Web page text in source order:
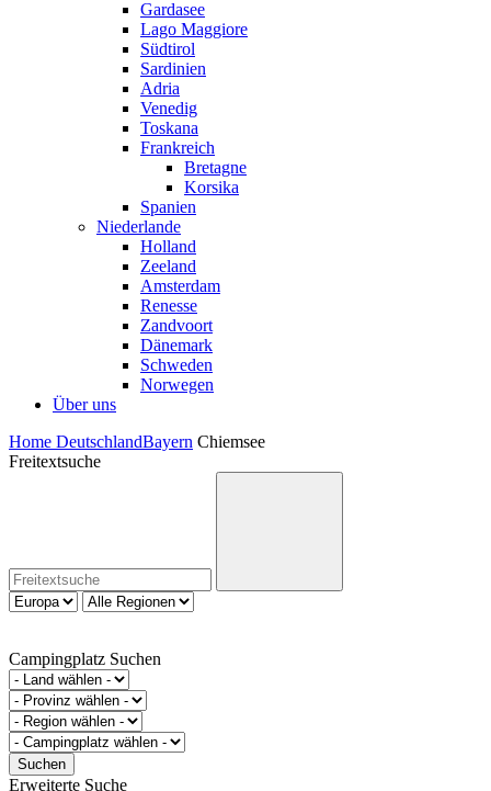
Gardasee
Lago Maggiore
Südtirol
Sardinien
Adria
Venedig
Toskana
Frankreich
Bretagne
Korsika
Spanien
Niederlande
Holland
Zeeland
Amsterdam
Renesse
Zandvoort
Dänemark
Schweden
Norwegen
Über uns
Home DeutschlandBayern Chiemsee
Freitextsuche
Campingplatz Suchen
Erweiterte Suche